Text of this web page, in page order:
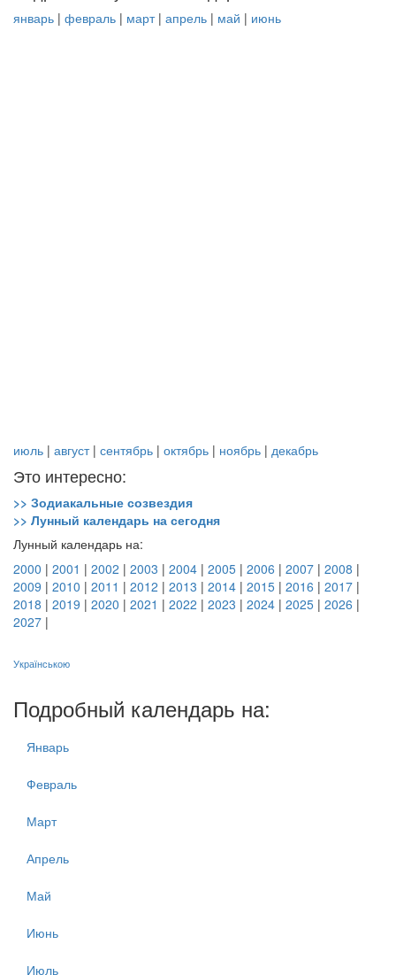
январь | февраль | март| апрель | май | июнь
июль | август| сентябрь | октябрь | ноябрь | декабрь
Это интересно:
>> Зодиакальные созвездия
>> Лунный календарь на сегодня
Лунный календарь на:
2000 | 2001 | 2002 | 2003 | 2004 | 2005 | 2006 | 2007 | 2008 |
2009 | 2010 | 2011 | 2012 | 2013 | 2014 | 2015 | 2016 | 2017 |
2018 | 2019 | 2020 | 2021 | 2022 | 2023 | 2024 | 2025 | 2026 |
2027 |
Українською
Подробный календарь на:
Январь
Февраль
Март
Апрель
Май
Июнь
Июль